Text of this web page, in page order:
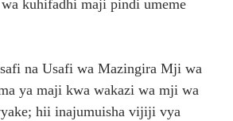
kuhifadhi maji pindi umeme
na Usafi wa Mazingira Mji wa
ya maji kwa wakazi wa mji wa
hii inajumuisha vijiji vya